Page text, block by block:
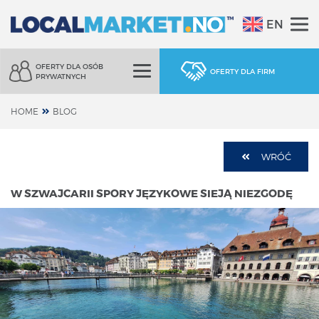
EN
OFERTY DLA OSÓB
PRYWATNYCH
OFERTY DLA FIRM
HOME BLOG
WRÓĆ
W SZWAJCARII SPORY JĘZYKOWE SIEJĄ NIEZGODĘ